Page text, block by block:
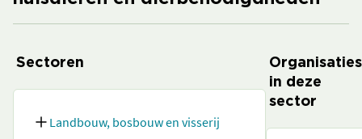
Sectoren
Landbouw, bosbouw en visserij
Organisaties
in deze
sector